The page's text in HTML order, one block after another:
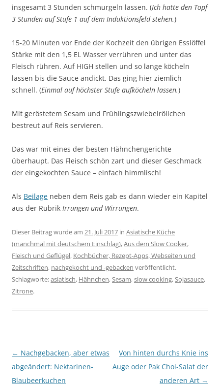
insgesamt 3 Stunden schmurgeln lassen. (Ich hatte den Topf
3 Stunden auf Stufe 1 auf dem Induktionsfeld stehen.)
15-20 Minuten vor Ende der Kochzeit den übrigen Esslöffel
Stärke mit den 1,5 EL Wasser verrühren und unter das
Fleisch rühren. Auf HIGH stellen und so lange köcheln
lassen bis die Sauce andickt. Das ging hier ziemlich
schnell. (Einmal auf höchster Stufe aufköcheln lassen.)
Mit geröstetem Sesam und Frühlingszwiebelröllchen
bestreut auf Reis servieren.
Das war mit eines der besten Hähnchengerichte
überhaupt. Das Fleisch schön zart und dieser Geschmack
der eingekochten Sauce – einfach himmlisch!
Als Beilage neben dem Reis gab es dann wieder ein Kapitel
aus der Rubrik Irrungen und Wirrungen.
Dieser Beitrag wurde am 21. Juli 2017 in Asiatische Küche
(manchmal mit deutschem Einschlag),Aus dem Slow Cooker,
Fleisch und Geflügel, Kochbücher, Rezept-Apps, Webseiten und
Zeitschriften, nachgekocht und -gebacken veröffentlicht.
Schlagworte:asiatisch, Hähnchen,Sesam,slow cooking,Sojasauce,
Zitrone.
Beitragsnavigation
← Nachgebacken, aber etwas
abgeändert: Nektarinen-
Blaubeerkuchen
Von hinten durchs Knie ins
Auge oder Pak Choi-Salat der
anderen Art →